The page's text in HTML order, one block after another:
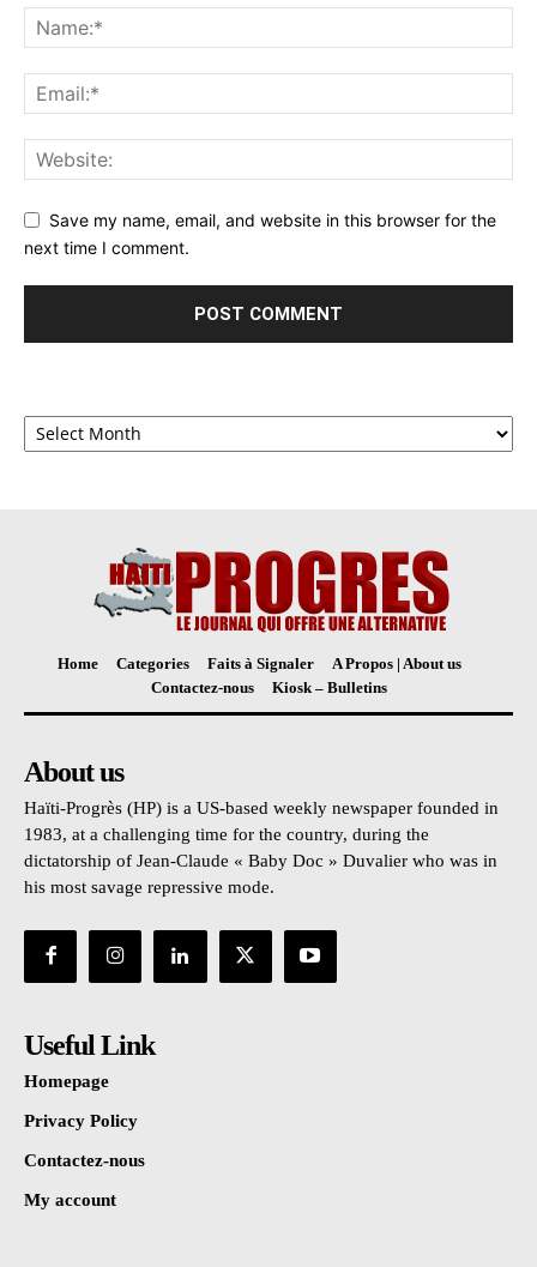
Save my name, email, and website in this browser for the
next time I comment.
Archives
Home Categories Faits à Signaler
A Propos | About us
Contactez-nous
Kiosk – Bulletins
About us
Haïti-Progrès (HP) is a US-based weekly newspaper founded in
1983, at a challenging time for the country, during the
dictatorship of Jean-Claude « Baby Doc » Duvalier who was in
his most savage repressive mode.
Useful Link
Homepage
Privacy Policy
Contactez-nous
My account